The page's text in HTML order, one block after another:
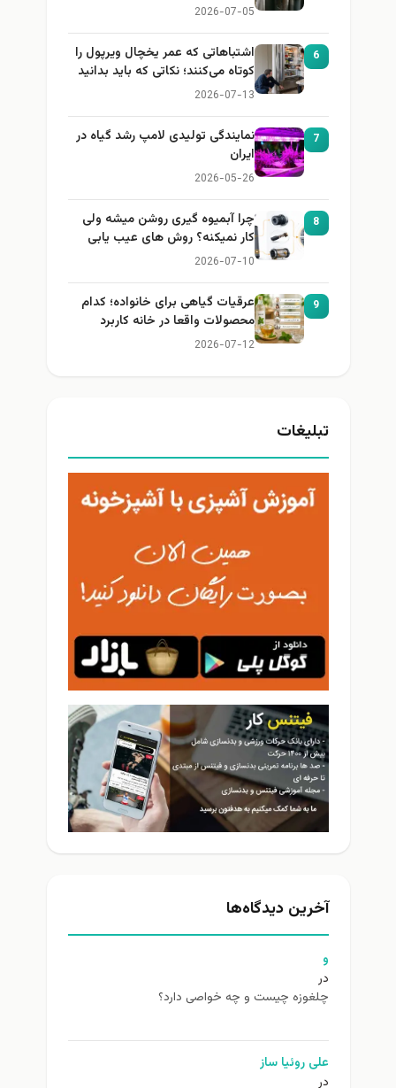
2026-07-05
6
اشتباهاتی که عمر یخچال ویرپول را
کوتاه می‌کنند؛ نکاتی که باید بدانید
2026-07-13
7
نمایندگی تولیدی لامپ رشد گیاه در
ایران
2026-05-26
8
چرا آبمیوه گیری روشن میشه ولی
کار نمیکنه؟ روش های عیب یابی
2026-07-10
9
عرقیات گیاهی برای خانواده؛ کدام
محصولات واقعا در خانه کاربرد
دارند؟
2026-07-12
تبلیغات
آخرین دیدگاه‌ها
و
در
چلغوزه چیست و چه خواصی دارد؟
علی روئیا ساز
در